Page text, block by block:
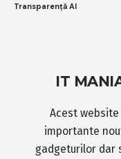
Transparență AI
IT
Acest
importante
gadgeturilor dar